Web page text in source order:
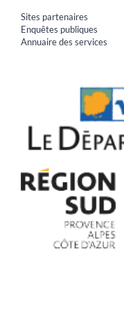
Sites partenaires
Enquêtes publiques
Annuaire des services